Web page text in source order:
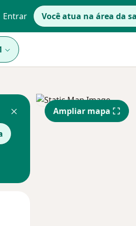
Entrar Você atua na área da
Ampliar mapa